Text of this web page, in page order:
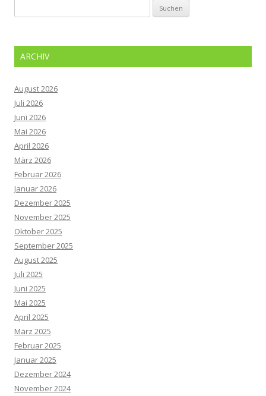
nach:
ARCHIV
August 2026
Juli 2026
Juni 2026
Mai 2026
April 2026
März 2026
Februar 2026
Januar 2026
Dezember 2025
November 2025
Oktober 2025
September 2025
August 2025
Juli 2025
Juni 2025
Mai 2025
April 2025
März 2025
Februar 2025
Januar 2025
Dezember 2024
November 2024